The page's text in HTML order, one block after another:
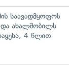
საავადმყოფოს
და ახალშობილს
4 წლით